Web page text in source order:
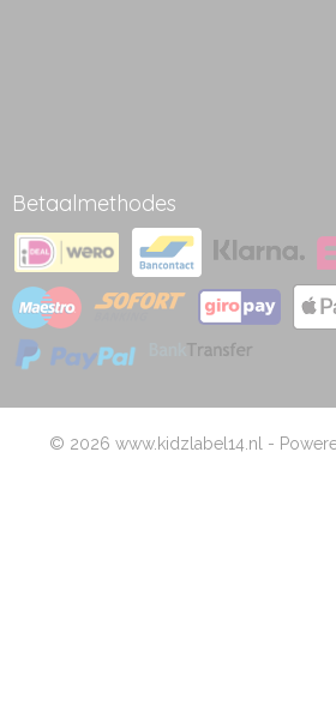
Betaalmethodes
© 2026 www.kidzlabel14.nl -